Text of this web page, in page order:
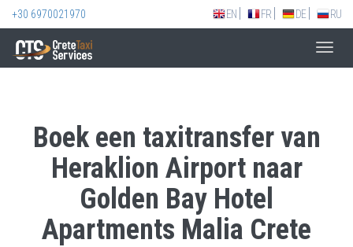
+30 6970021970 EN FR DE RU
Boek een taxitransfer van
Heraklion Airport naar
Golden Bay Hotel
Apartments Malia Crete